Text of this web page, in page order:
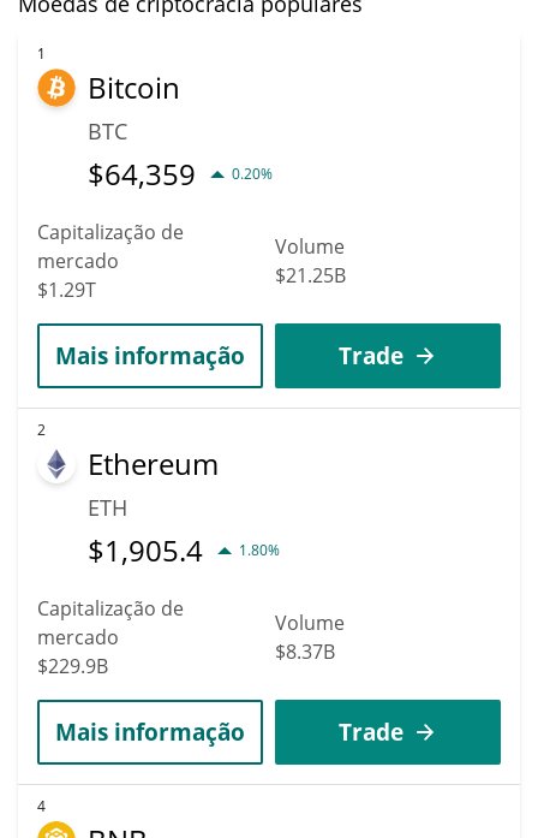
1
Bitcoin
BTC
$64,359 0.20%
Capitalização de
mercado
$1.29T
Volume
$21.25B
Mais informação Trade
2
Ethereum
ETH
$1,905.4 1.80%
Capitalização de
mercado
$229.9B
Volume
$8.37B
Mais informação Trade
4